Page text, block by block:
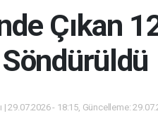
Çıkan
Söndürüldü
29.07.2026 - 18:15, Güncelleme: